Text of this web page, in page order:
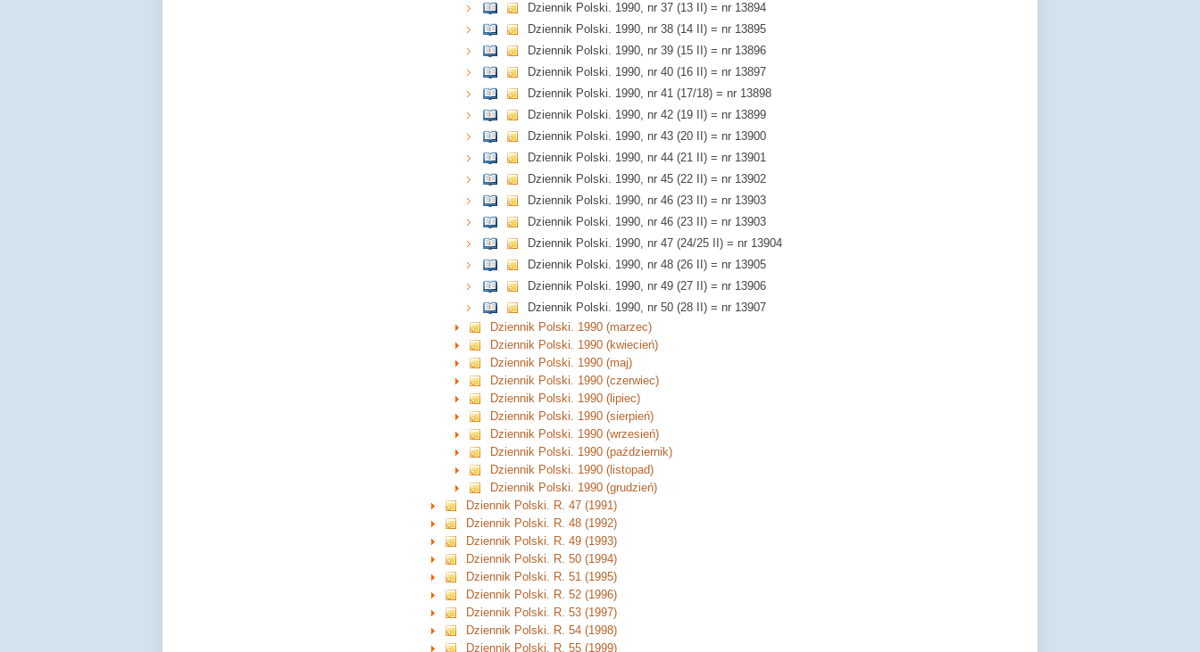
Dziennik Polski. 1990, nr 37 (13 II) = nr 13894
Dziennik Polski. 1990, nr 38 (14 II) = nr 13895
Dziennik Polski. 1990, nr 39 (15 II) = nr 13896
Dziennik Polski. 1990, nr 40 (16 II) = nr 13897
Dziennik Polski. 1990, nr 41 (17/18) = nr 13898
Dziennik Polski. 1990, nr 42 (19 II) = nr 13899
Dziennik Polski. 1990, nr 43 (20 II) = nr 13900
Dziennik Polski. 1990, nr 44 (21 II) = nr 13901
Dziennik Polski. 1990, nr 45 (22 II) = nr 13902
Dziennik Polski. 1990, nr 46 (23 II) = nr 13903
Dziennik Polski. 1990, nr 46 (23 II) = nr 13903
Dziennik Polski. 1990, nr 47 (24/25 II) = nr 13904
Dziennik Polski. 1990, nr 48 (26 II) = nr 13905
Dziennik Polski. 1990, nr 49 (27 II) = nr 13906
Dziennik Polski. 1990, nr 50 (28 II) = nr 13907
Dziennik Polski. 1990 (marzec)
Dziennik Polski. 1990 (kwiecień)
Dziennik Polski. 1990 (maj)
Dziennik Polski. 1990 (czerwiec)
Dziennik Polski. 1990 (lipiec)
Dziennik Polski. 1990 (sierpień)
Dziennik Polski. 1990 (wrzesień)
Dziennik Polski. 1990 (październik)
Dziennik Polski. 1990 (listopad)
Dziennik Polski. 1990 (grudzień)
Dziennik Polski. R. 47 (1991)
Dziennik Polski. R. 48 (1992)
Dziennik Polski. R. 49 (1993)
Dziennik Polski. R. 50 (1994)
Dziennik Polski. R. 51 (1995)
Dziennik Polski. R. 52 (1996)
Dziennik Polski. R. 53 (1997)
Dziennik Polski. R. 54 (1998)
Dziennik Polski. R. 55 (1999)